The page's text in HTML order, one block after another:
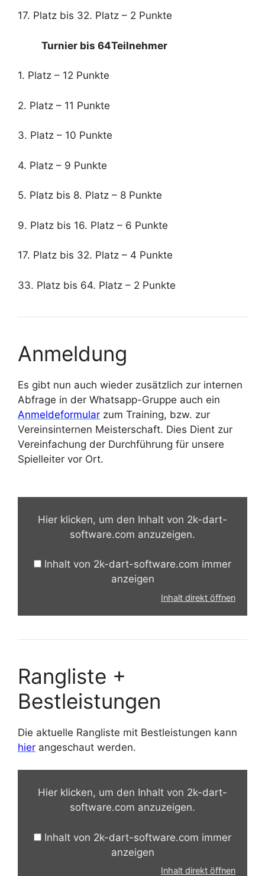
17. Platz bis 32. Platz – 2 Punkte
Turnier bis 64Teilnehmer
1. Platz – 12 Punkte
2. Platz – 11 Punkte
3. Platz – 10 Punkte
4. Platz – 9 Punkte
5. Platz bis 8. Platz – 8 Punkte
9. Platz bis 16. Platz – 6 Punkte
17. Platz bis 32. Platz – 4 Punkte
33. Platz bis 64. Platz – 2 Punkte
Anmeldung
Es gibt nun auch wieder zusätzlich zur internen
Abfrage in der Whatsapp-Gruppe auch ein
Anmeldeformular zum Training, bzw. zur
Vereinsinternen Meisterschaft. Dies Dient zur
Vereinfachung der Durchführung für unsere
Spielleiter vor Ort.
software.com
Hier klicken, um den Inhalt von 2k-dart-
software.com anzuzeigen.
Inhalt von 2k-dart-software.com immer
anzeigen
Inhalt direkt öffnen
Rangliste +
Bestleistungen
Die aktuelle Rangliste mit Bestleistungen kann
hier angeschaut werden.
software.com
Hier klicken, um den Inhalt von 2k-dart-
software.com anzuzeigen.
Inhalt von 2k-dart-software.com immer
anzeigen
Inhalt direkt öffnen